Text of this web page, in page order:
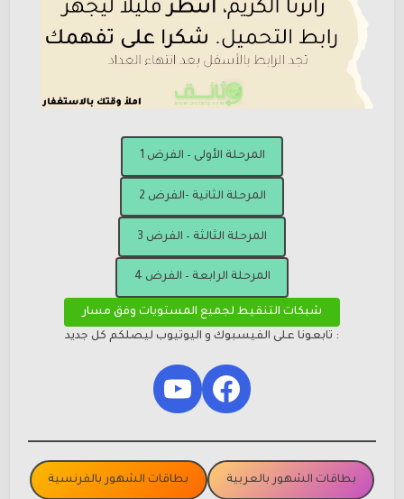
المرحلة الأولى – الفرض 1
المرحلة الثانية -الفرض 2
المرحلة الثالثة – الفرض 3
المرحلة الرابعة – الفرض 4
شبكات التنقيط لجميع المستويات وفق مسار
: تابعونا على الفيسبوك و اليوتيوب ليصلكم كل جديد
Facebook
YouTube
بطاقات الشهور بالعربية بطاقات الشهور بالفرنسية